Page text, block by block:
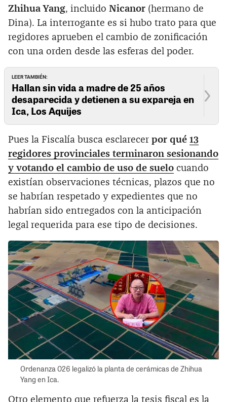
Zhihua Yang, incluido Nicanor (hermano de
Dina). La interrogante es si hubo trato para que
regidores aprueben el cambio de zonificación
con una orden desde las esferas del poder.
LEER TAMBIÉN:
Hallan sin vida a madre de 25 años
desaparecida y detienen a su expareja en
Ica, Los Aquijes
Pues la Fiscalía busca esclarecer por qué 13
regidores provinciales terminaron sesionando
y votando el cambio de uso de suelo cuando
existían observaciones técnicas, plazos que no
se habrían respetado y expedientes que no
habrían sido entregados con la anticipación
legal requerida para ese tipo de decisiones.
Ordenanza 026 legalizó la planta de cerámicas de Zhihua
Yang en Ica.
Otro elemento que refuerza la tesis fiscal es la